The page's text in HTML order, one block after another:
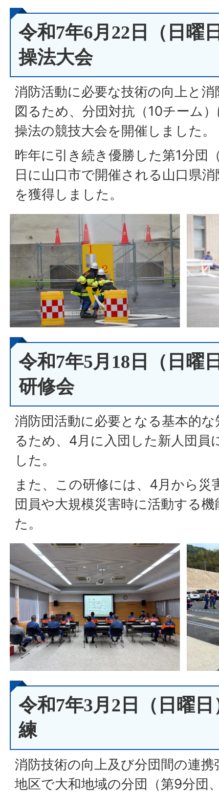
令和7年6月22日（日曜
操法大会
消防活動に必要な技術の向上と
図るため、分団対抗（10チーム
操法の競技大会を開催しました。
昨年に引き続き優勝した第1分団
日に山口市で開催される山口県
を獲得しました。
令和7年5月18日（日曜
研修会
消防団活動に必要となる基本的
るため、4月に入団した新人団員
した。
また、この研修には、4月から災
団員や大規模災害時に活動する
た。
令和7年3月2日（日曜
練
消防技術の向上及び分団間の連
地区で大和地域の分団（第9分団